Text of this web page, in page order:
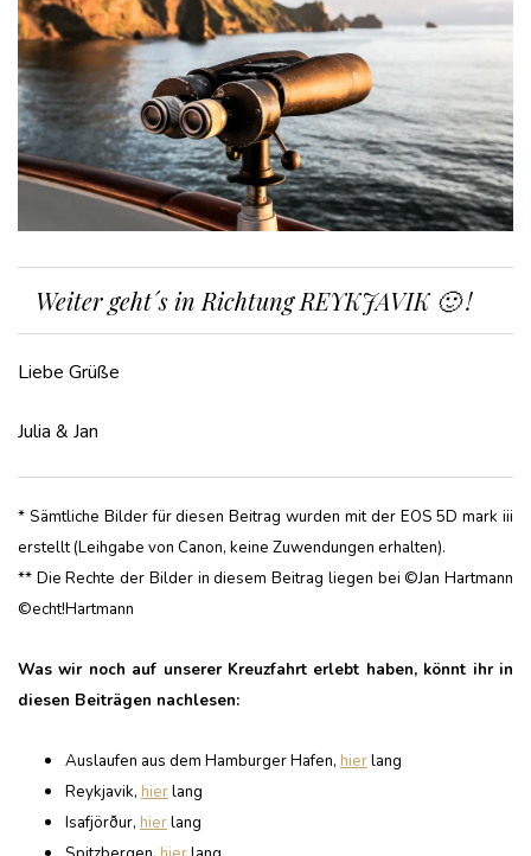
Weiter geht´s in Richtung REYKJAVIK 🙂 !
Liebe Grüße
Julia & Jan
* Sämtliche Bilder für diesen Beitrag wurden mit der EOS 5D mark iii
erstellt (Leihgabe von Canon, keine Zuwendungen erhalten).
** Die Rechte der Bilder in diesem Beitrag liegen bei ©Jan Hartmann
©echt!Hartmann
Was wir noch auf unserer Kreuzfahrt erlebt haben, könnt ihr in
diesen Beiträgen nachlesen:
Auslaufen aus dem Hamburger Hafen, hierlang
Reykjavik, hierlang
Isafjörður, hierlang